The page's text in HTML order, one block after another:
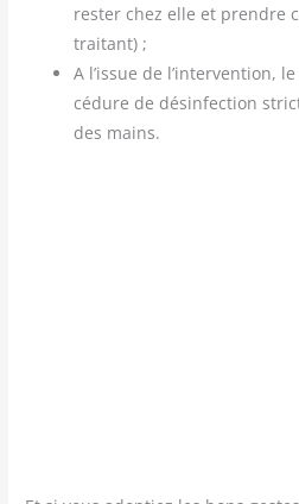
res­ter chez elle et prendre
traitant) ;
A l’issue de l’intervention,
cé­dure de dés­in­fec­tion
des mains.